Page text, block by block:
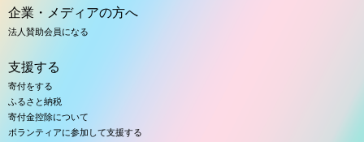
企業・メディアの方へ
法人賛助会員になる
支援する
寄付をする
ふるさと納税
寄付金控除について
ボランティアに参加して支援する